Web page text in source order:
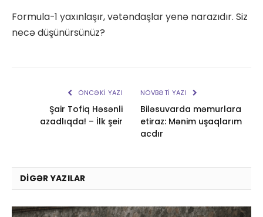
Formula-1 yaxınlaşır, vətəndaşlar yenə narazıdır. Siz
necə düşünürsünüz?
ÖNCƏKI YAZI
Şair Tofiq Həsənli
azadlıqda! – İlk şeir
NÖVBƏTI YAZI
Biləsuvarda məmurlara
etiraz: Mənim uşaqlarım
acdır
DIGƏR YAZILAR